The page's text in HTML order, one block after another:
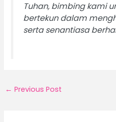
Tuhan, bimbing kami
bertekun dalam
serta senantiasa
← Previous Post